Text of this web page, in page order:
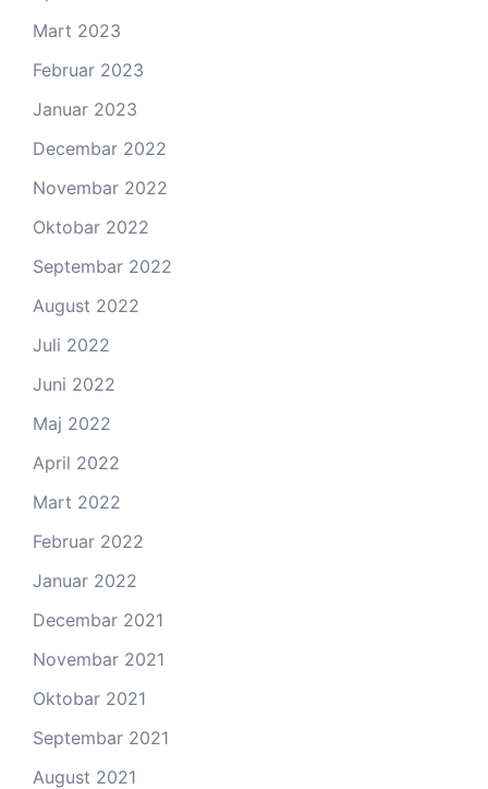
Mart 2023
Februar 2023
Januar 2023
Decembar 2022
Novembar 2022
Oktobar 2022
Septembar 2022
August 2022
Juli 2022
Juni 2022
Maj 2022
April 2022
Mart 2022
Februar 2022
Januar 2022
Decembar 2021
Novembar 2021
Oktobar 2021
Septembar 2021
August 2021